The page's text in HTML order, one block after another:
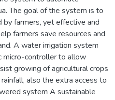
The goal of the system is to
farmers, yet effective and
farmers save resources and
A water irrigation system
micro-controller to allow
growing of agricultural crops
also the extra access to
system A sustainable